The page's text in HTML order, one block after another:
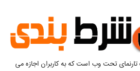
تحت وب است که به کاربران اجازه می